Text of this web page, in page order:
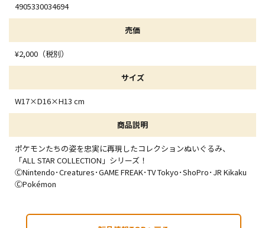
4905330034694
売価
¥2,000（税別）
サイズ
W17×D16×H13 cm
商品説明
ポケモンたちの姿を忠実に再現したコレクションぬいぐるみ、
「ALL STAR COLLECTION」シリーズ！
ⒸNintendo･Creatures･GAME FREAK･TV Tokyo･ShoPro･JR Kikaku
ⒸPokémon